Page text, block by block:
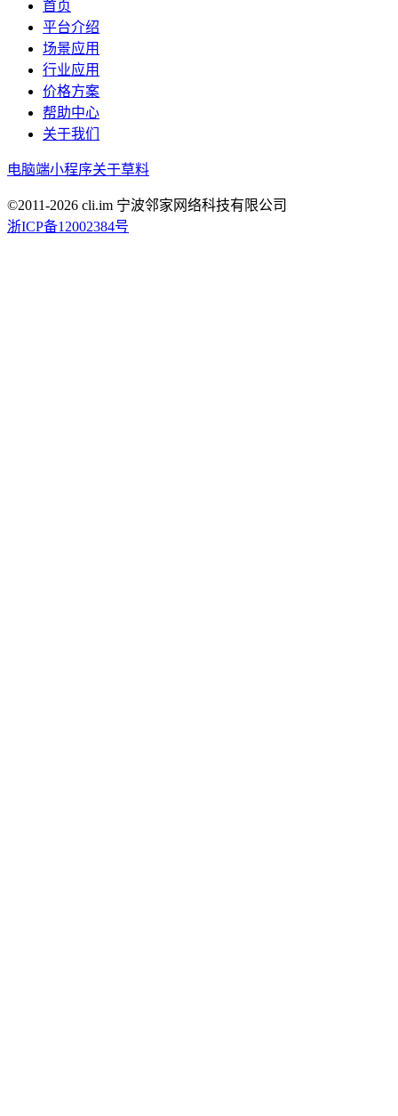
首页
平台介绍
场景应用
行业应用
价格方案
帮助中心
关于我们
电脑端小程序关于草料
©2011-2026 cli.im 宁波邻家网络科技有限公司
浙ICP备12002384号